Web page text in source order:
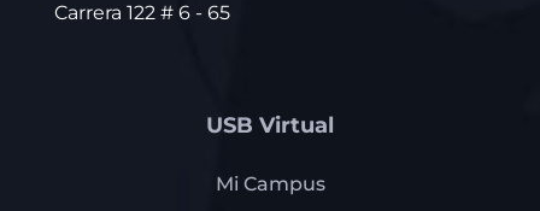
Carrera 122 # 6 - 65
USB Virtual
Mi Campus